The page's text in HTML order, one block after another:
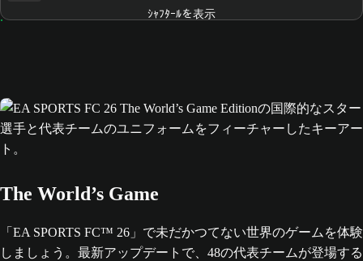
ｼｬﾌﾀｰﾙを表示
The World’s Game
「EA SPORTS FC™ 26」で未だかつてない世界のゲームを体験
しましょう。最新アップデートで、48の代表チームが登場する